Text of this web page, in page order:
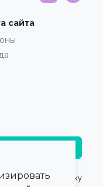
сайта
— 2026,ПроКлинику